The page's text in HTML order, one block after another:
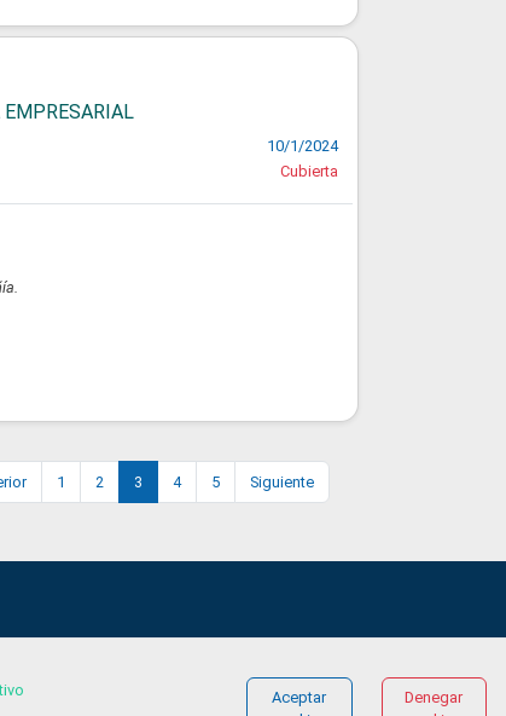
10/1/2024
Cubierta
1 2 3 4 5 Siguiente
Aceptar
Denegar